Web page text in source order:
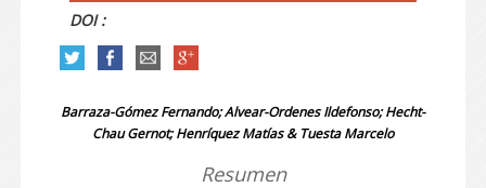
DOI :
Barraza-Gómez Fernando; Alvear-Ordenes Ildefonso; Hecht-
Chau Gernot; Henríquez Matías & Tuesta Marcelo
Resumen